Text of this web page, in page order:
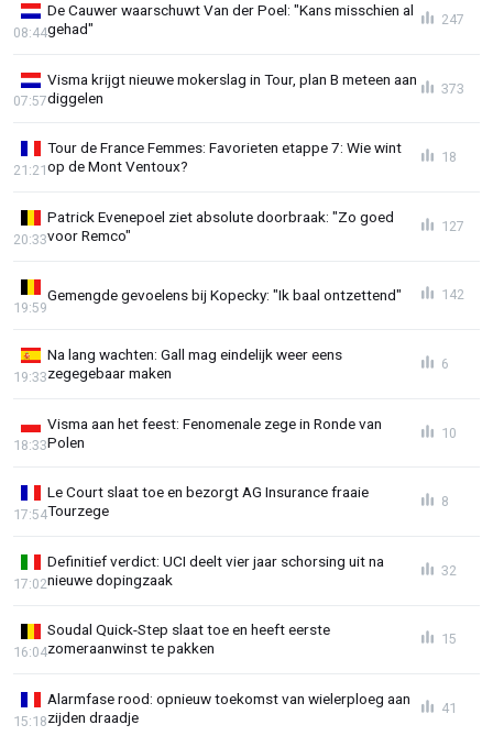
De Cauwer waarschuwt Van der Poel: "Kans misschien al
gehad"
08:44
247
Visma krijgt nieuwe mokerslag in Tour, plan B meteen aan
diggelen
07:57
373
Tour de France Femmes: Favorieten etappe 7: Wie wint
op de Mont Ventoux?
21:21
18
Patrick Evenepoel ziet absolute doorbraak: "Zo goed
voor Remco"
20:33
127
Gemengde gevoelens bij Kopecky: "Ik baal ontzettend"
19:59
142
Na lang wachten: Gall mag eindelijk weer eens
zegegebaar maken
19:33
6
Visma aan het feest: Fenomenale zege in Ronde van
Polen
18:33
10
Le Court slaat toe en bezorgt AG Insurance fraaie
Tourzege
17:54
8
Definitief verdict: UCI deelt vier jaar schorsing uit na
nieuwe dopingzaak
17:02
32
Soudal Quick-Step slaat toe en heeft eerste
zomeraanwinst te pakken
16:04
15
Alarmfase rood: opnieuw toekomst van wielerploeg aan
zijden draadje
15:18
41